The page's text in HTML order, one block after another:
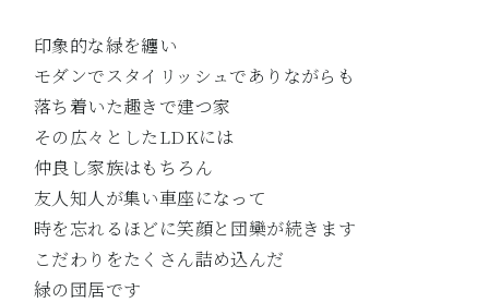
印象的な緑を纏い
モダンでスタイリッシュでありながらも
落ち着いた趣きで建つ家
その広々としたLDKには
仲良し家族はもちろん
友人知人が集い車座になって
時を忘れるほどに笑顔と団欒が続きます
こだわりをたくさん詰め込んだ
緑の団居です